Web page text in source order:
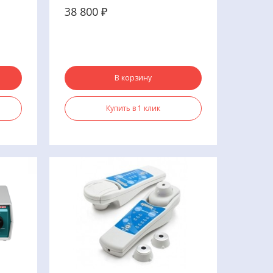
использованием магнитотерапии.
38 800 ₽
В корзину
Купить в 1 клик